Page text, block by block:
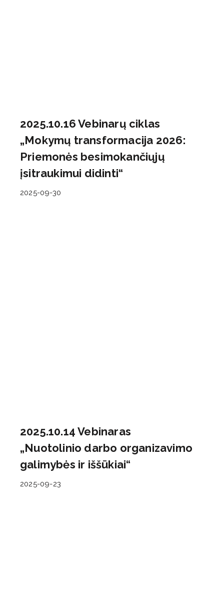
2025.10.16 Vebinarų ciklas
„Mokymų transformacija 2026:
Priemonės besimokančiųjų
įsitraukimui didinti“
2025-09-30
2025.10.14 Vebinaras
„Nuotolinio darbo organizavimo
galimybės ir iššūkiai“
2025-09-23